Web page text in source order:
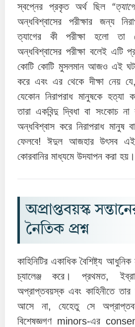
স্বপ্নের প্রকৃত অর্থ ছিল
অন্ধবিশ্বাসের পরীক্ষার জন্য
ত্যাগের কী পরীক্ষা হলো তা
অন্ধবিশ্বাসের পরীক্ষা বলেই এটি
কোটি কোটি মুসলমান আজও এই
করে এবং এর থেকে দীক্ষা নেয়
যেকোন নিরাপরাধ মানুষকে হত্যা
তারা একবিন্দু দ্বিধা বা সংকোচ
অন্ধবিশ্বাস করে নিরাপরাধ মানুষ
ফেলবে! ঈদুল আজহার উৎসব এই
কোরবানির মাধ্যমে উদযাপন করা হয়।
অপ্রাপ্তবয়স্ক
নৈতিক প্রশ্ন
কাহিনিটির একাধিক বৈশিষ্ট্য আধুনিক
চ্যালেঞ্জ করে। প্রথমত,
অপ্রাপ্তবয়স্ক এবং কাহিনীতে
আসে না, যেহেতু সে
বিশেষজ্ঞগণ minors-এর